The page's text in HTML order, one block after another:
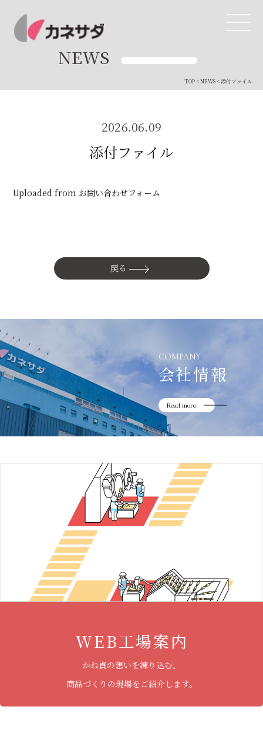
TOP
生産体制
美味しい安心
かね貞の歴史
NEWS
TOP<NEWS< 添付ファイル
2026.06.09
添付ファイル
Uploaded from お問い合わせフォーム
戻る
COMPANY
会社情報
Read more
WEB工場案内
かね貞の想いを練り込む、
商品づくりの現場をご紹介します。